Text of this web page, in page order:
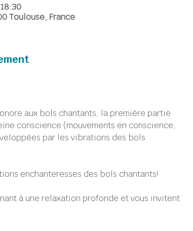
Toulouse, France
aux bols chantants, la première partie
conscience (mouvements en conscience,
par les vibrations des bols
enchanteresses des bols chantants!
à une relaxation profonde et vous invitent